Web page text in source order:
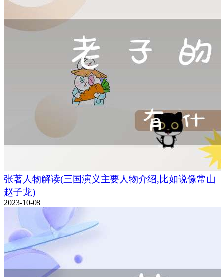
张著人物解读(三国演义主要人物介绍,比如说像常山
赵子龙)
2023-10-08